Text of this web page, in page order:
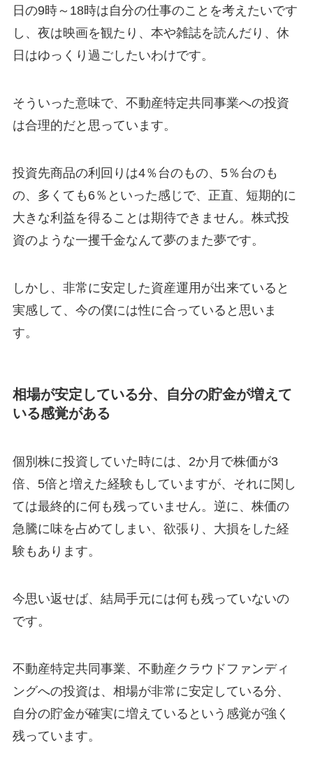
日の9時～18時は自分の仕事のことを考えたいです
し、夜は映画を観たり、本や雑誌を読んだり、休
日はゆっくり過ごしたいわけです。
そういった意味で、不動産特定共同事業への投資
は合理的だと思っています。
投資先商品の利回りは4％台のもの、5％台のも
の、多くても6％といった感じで、正直、短期的に
大きな利益を得ることは期待できません。株式投
資のような一攫千金なんて夢のまた夢です。
しかし、非常に安定した資産運用が出来ていると
実感して、今の僕には性に合っていると思いま
す。
相場が安定している分、自分の貯金が増えて
いる感覚がある
個別株に投資していた時には、2か月で株価が3
倍、5倍と増えた経験もしていますが、それに関し
ては最終的に何も残っていません。逆に、株価の
急騰に味を占めてしまい、欲張り、大損をした経
験もあります。
今思い返せば、結局手元には何も残っていないの
です。
不動産特定共同事業、不動産クラウドファンディ
ングへの投資は、相場が非常に安定している分、
自分の貯金が確実に増えているという感覚が強く
残っています。